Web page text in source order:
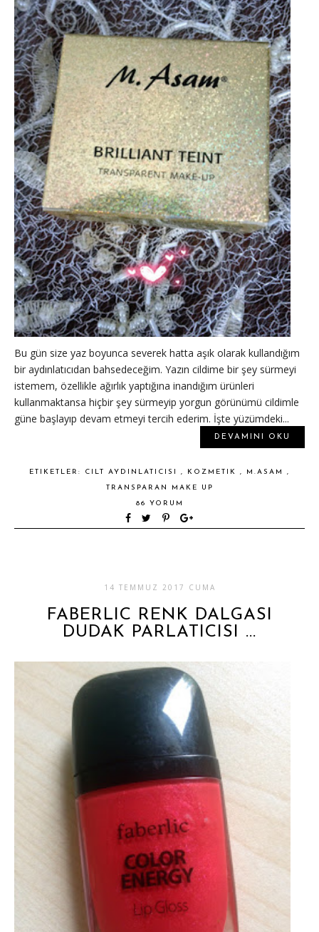
Bu gün size yaz boyunca severek hatta aşık olarak kullandığım
bir aydınlatıcıdan bahsedeceğim. Yazın cildime bir şey sürmeyi
istemem, özellikle ağırlık yaptığına inandığım ürünleri
kullanmaktansa hiçbir şey sürmeyip yorgun görünümü cildimle
güne başlayıp devam etmeyi tercih ederim. İşte yüzümdeki...
DEVAMINI OKU
ETIKETLER: CILT AYDINLATICISI , KOZMETIK , M.ASAM ,
TRANSPARAN MAKE UP
86 YORUM
14 TEMMUZ 2017 CUMA
FABERLIC RENK DALGASI
DUDAK PARLATICISI ...